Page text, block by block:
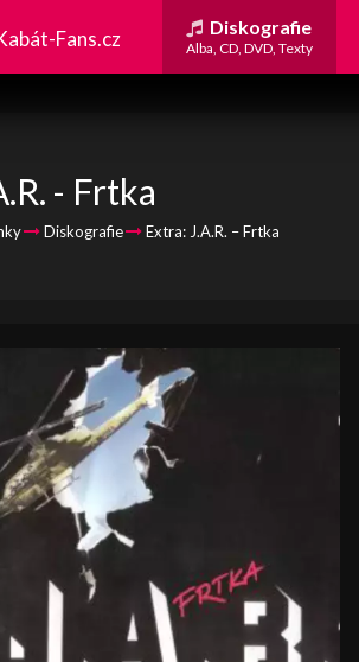
Fans.cz Diskografie
Alba, CD, DVD, Texty
- Frtka
Diskografie Extra: J.A.R. – Frtka